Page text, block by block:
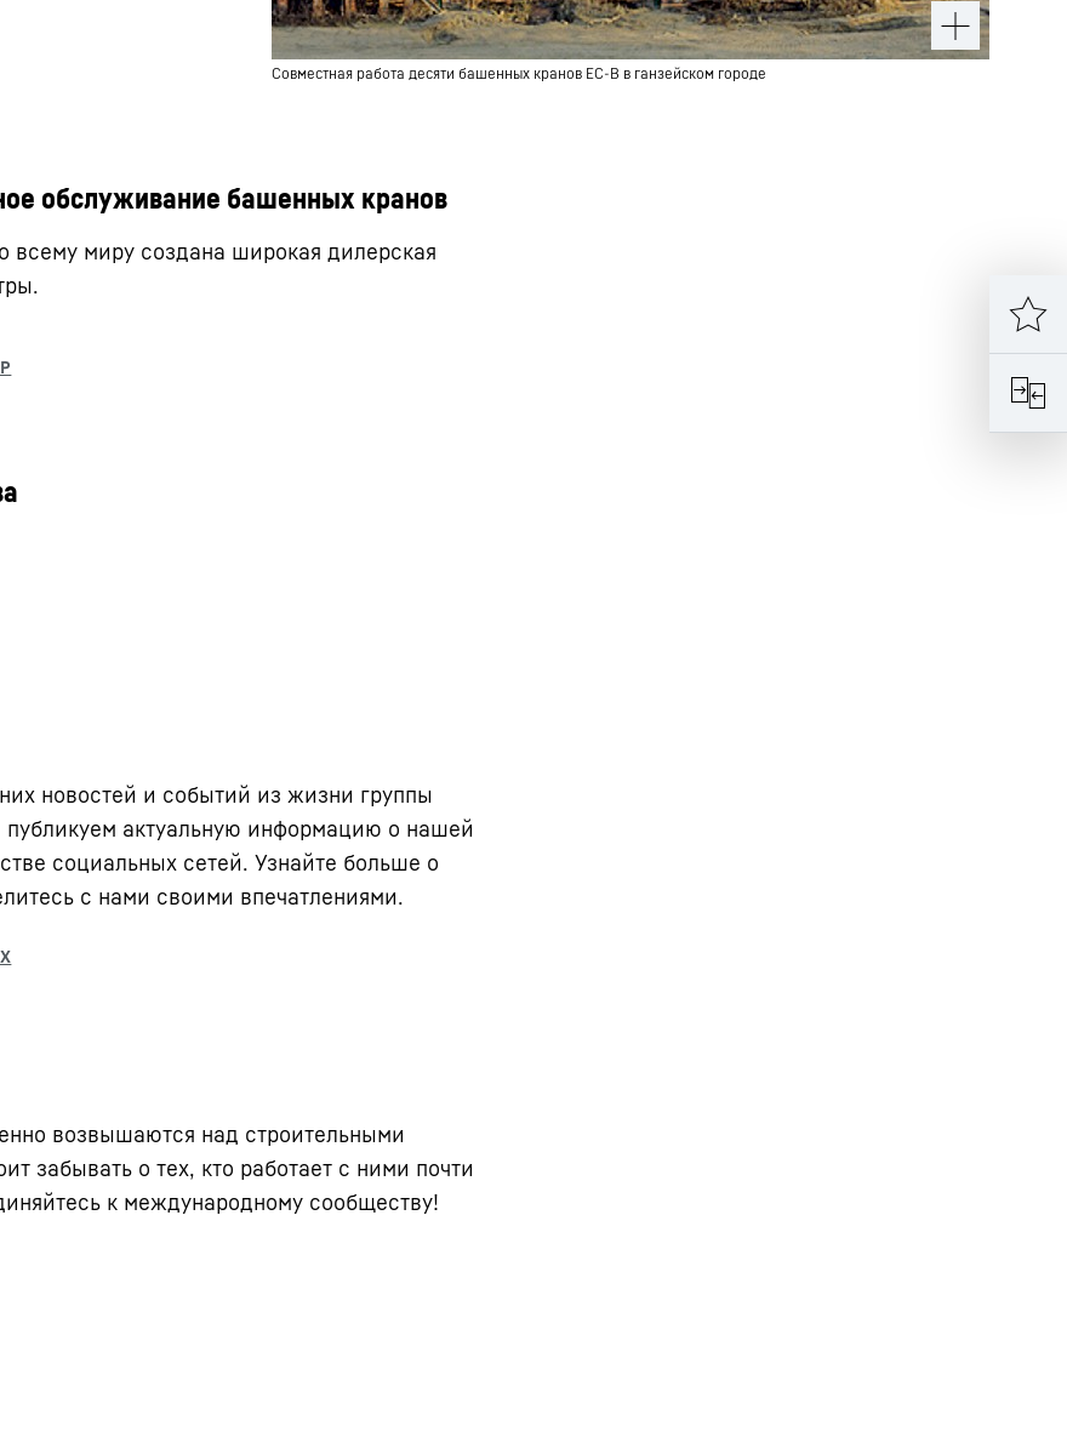
Совместная работа десяти башенных кранов EC-B в ганзейском городе
обслуживание башенных кранов
всему миру создана широкая дилерская
новостей и событий из жизни группы
актуальную информацию о нашей
социальных сетей. Узнайте больше о
с нами своими впечатлениями.
возвышаются над строительными
забывать о тех, кто работает с ними почти
к международному сообществу!